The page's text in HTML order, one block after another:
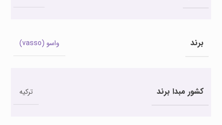
برند واسو (vasso)
کشور مبدا برند ترکیه